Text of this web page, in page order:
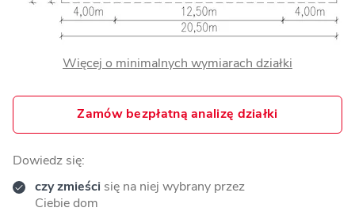
Więcej o minimalnych wymiarach działki
Zamów bezpłatną analizę działki
Dowiedz się:
czy zmieści się na niej wybrany przez
Ciebie dom